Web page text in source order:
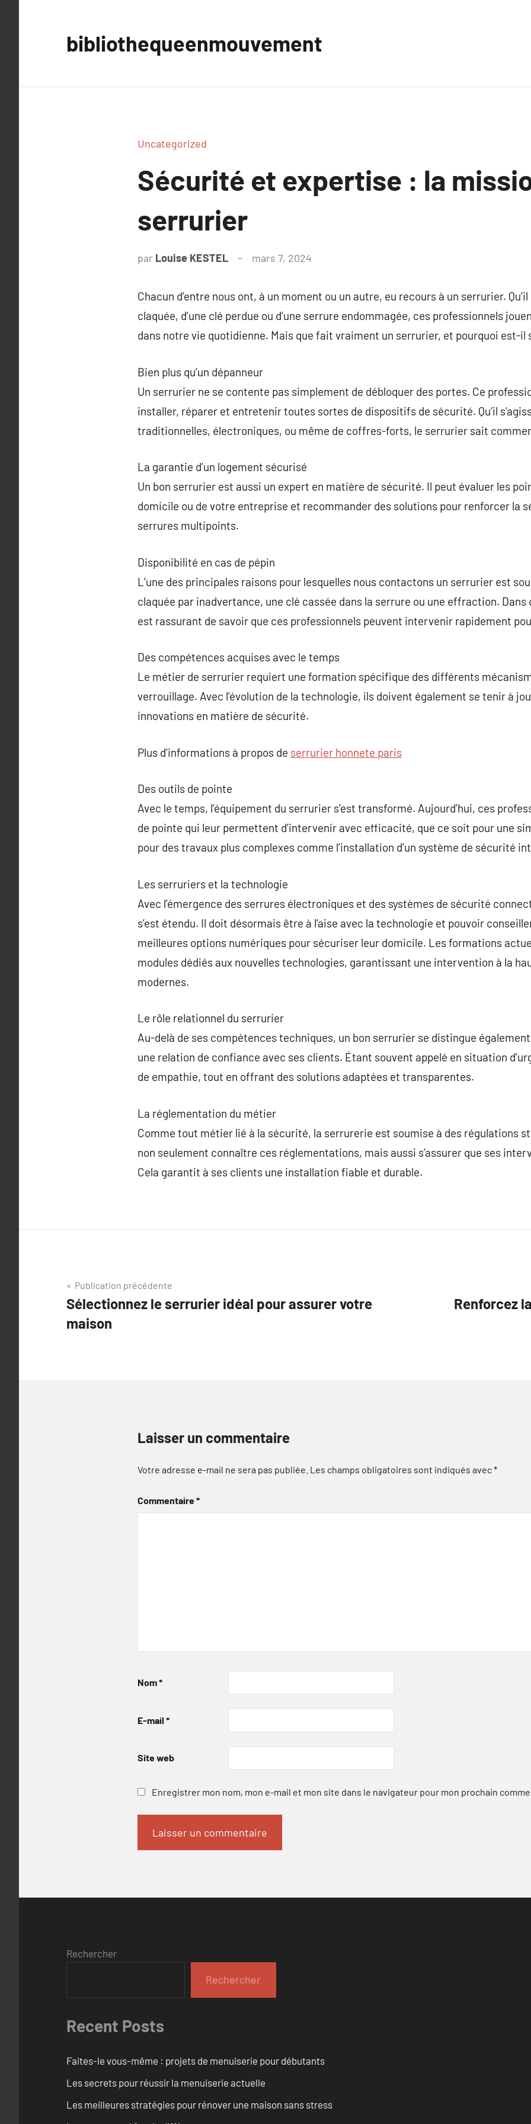
bibliothequeenmouvement
Uncategorized
Sécurité et expertise : la
serrurier
par Louise KESTEL mars 7, 2024
Chacun d’entre nous ont, à un moment ou un autre, eu recours à un serrurier. Qu’il
claquée, d’une clé perdue ou d’une serrure endommagée, ces professionnels
dans notre vie quotidienne. Mais que fait vraiment un serrurier, et pourquoi est-il
Bien plus qu’un dépanneur
Un serrurier ne se contente pas simplement de débloquer des portes. Ce
installer, réparer et entretenir toutes sortes de dispositifs de sécurité. Qu’il
traditionnelles, électroniques, ou même de coffres-forts, le serrurier sait
La garantie d’un logement sécurisé
Un bon serrurier est aussi un expert en matière de sécurité. Il peut évaluer les
domicile ou de votre entreprise et recommander des solutions pour renforcer la
serrures multipoints.
Disponibilité en cas de pépin
L’une des principales raisons pour lesquelles nous contactons un serrurier est
claquée par inadvertance, une clé cassée dans la serrure ou une effraction.
est rassurant de savoir que ces professionnels peuvent intervenir rapidement
Des compétences acquises avec le temps
Le métier de serrurier requiert une formation spécifique des différents
verrouillage. Avec l’évolution de la technologie, ils doivent également se tenir à
innovations en matière de sécurité.
Plus d’informations à propos de serrurier honnete paris
Des outils de pointe
Avec le temps, l’équipement du serrurier s’est transformé. Aujourd’hui, ces
de pointe qui leur permettent d’intervenir avec efficacité, que ce soit pour une
pour des travaux plus complexes comme l’installation d’un système de sécurité
Les serruriers et la technologie
Avec l’émergence des serrures électroniques et des systèmes de sécurité
s’est étendu. Il doit désormais être à l’aise avec la technologie et pouvoir
meilleures options numériques pour sécuriser leur domicile. Les formations
modules dédiés aux nouvelles technologies, garantissant une intervention à la
modernes.
Le rôle relationnel du serrurier
Au-delà de ses compétences techniques, un bon serrurier se distingue
une relation de confiance avec ses clients. Étant souvent appelé en situation
de empathie, tout en offrant des solutions adaptées et transparentes.
La réglementation du métier
Comme tout métier lié à la sécurité, la serrurerie est soumise à des régulations
non seulement connaître ces réglementations, mais aussi s’assurer que ses
Cela garantit à ses clients une installation fiable et durable.
Navigation
de
l’article
Publication précédente
Sélectionnez le serrurier idéal pour assurer votre
maison
Renforcez
Laisser un commentaire
Votre adresse e-mail ne sera pas publiée. Les champs obligatoires sont indiqués avec*
Commentaire*
Nom*
E-mail *
Site web
Enregistrer mon nom, mon e-mail et mon site dans le navigateur pour mon prochain
Rechercher
Rechercher
Recent Posts
Faites-le vous-même : projets de menuiserie pour débutants
Les secrets pour réussir la menuiserie actuelle
Les meilleures stratégies pour rénover une maison sans stress